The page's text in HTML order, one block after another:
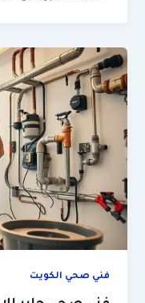
فني صحي الكويت